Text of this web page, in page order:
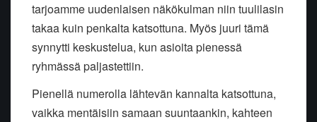
tarjoamme uudenlaisen näkökulman niin tuulilasin
takaa kuin penkalta katsottuna. Myös juuri tämä
synnytti keskustelua, kun asioita pienessä
ryhmässä paljastettiin.
Pienellä numerolla lähtevän kannalta katsottuna,
vaikka mentäisiin samaan suuntaankin, kahteen